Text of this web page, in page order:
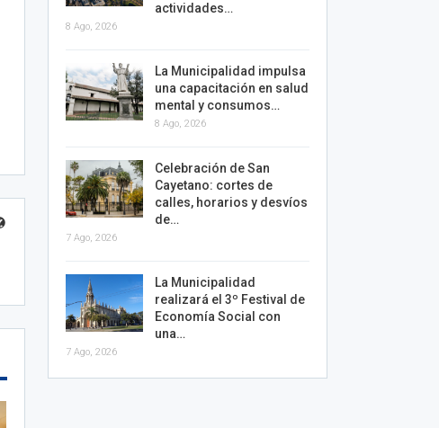
actividades…
8 Ago, 2026
La Municipalidad impulsa
una capacitación en salud
mental y consumos…
8 Ago, 2026
Celebración de San
Cayetano: cortes de
calles, horarios y desvíos
de…
7 Ago, 2026
La Municipalidad
realizará el 3º Festival de
Economía Social con
una…
7 Ago, 2026